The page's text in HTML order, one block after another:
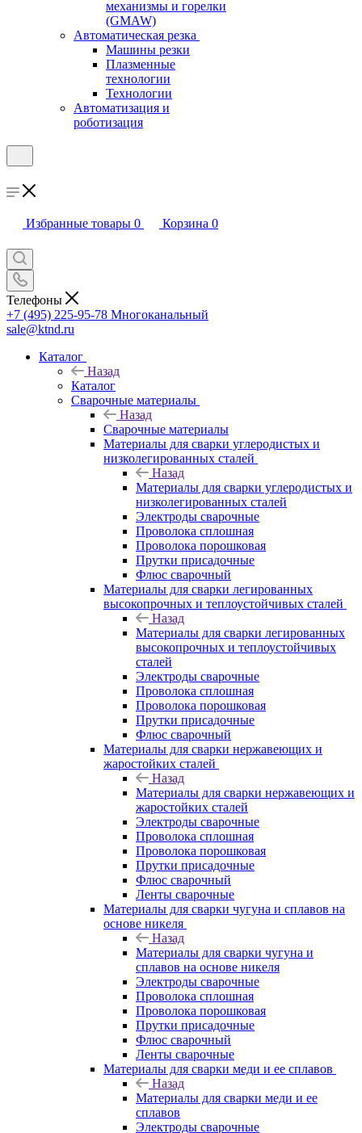
механизмы и горелки
(GMAW)
Автоматическая резка
Машины резки
Плазменные
технологии
Технологии
Автоматизация и
роботизация
Избранные товары 0 Корзина 0
Телефоны
+7 (495) 225-95-78 Многоканальный
sale@ktnd.ru
Каталог
Назад
Каталог
Сварочные материалы
Назад
Сварочные материалы
Материалы для сварки углеродистых и
низколегированных сталей
Назад
Материалы для сварки углеродистых и
низколегированных сталей
Электроды сварочные
Проволока сплошная
Проволока порошковая
Прутки присадочные
Флюс сварочный
Материалы для сварки легированных
высокопрочных и теплоустойчивых сталей
Назад
Материалы для сварки легированных
высокопрочных и теплоустойчивых
сталей
Электроды сварочные
Проволока сплошная
Проволока порошковая
Прутки присадочные
Флюс сварочный
Материалы для сварки нержавеющих и
жаростойких сталей
Назад
Материалы для сварки нержавеющих и
жаростойких сталей
Электроды сварочные
Проволока сплошная
Проволока порошковая
Прутки присадочные
Флюс сварочный
Ленты сварочные
Материалы для сварки чугуна и сплавов на
основе никеля
Назад
Материалы для сварки чугуна и
сплавов на основе никеля
Электроды сварочные
Проволока сплошная
Проволока порошковая
Прутки присадочные
Флюс сварочный
Ленты сварочные
Материалы для сварки меди и ее сплавов
Назад
Материалы для сварки меди и ее
сплавов
Электроды сварочные